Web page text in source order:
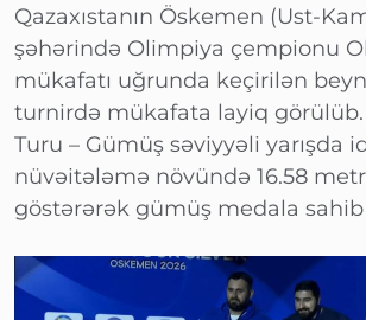
Qazaxıstanın Öskemen (Ust-
şəhərində Olimpiya çempionu
mükafatı uğrunda keçirilən
turnirdə mükafata layiq görülüb.
Turu – Gümüş səviyyəli yarışda
nüvəitələmə növündə 16.58
göstərərək gümüş medala